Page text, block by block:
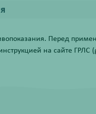
Перед
на сайте ГРЛС